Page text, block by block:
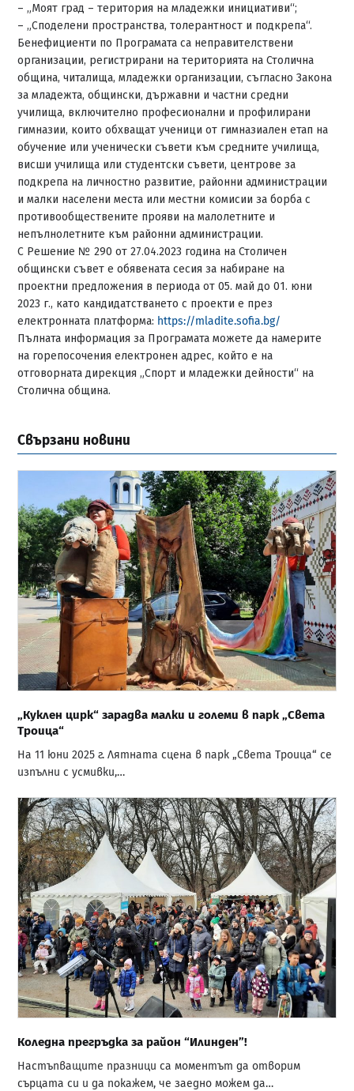
– „Моят град – територия на младежки инициативи“;
– „Споделени пространства, толерантност и подкрепа“.
Бенефициенти по Програмата са неправителствени
организации, регистрирани на територията на Столична
община, читалища, младежки организации, съгласно Закона
за младежта, общински, държавни и частни средни
училища, включително професионални и профилирани
гимназии, които обхващат ученици от гимназиален етап на
обучение или ученически съвети към средните училища,
висши училища или студентски съвети, центрове за
подкрепа на личностно развитие, районни администрации
и малки населени места или местни комисии за борба с
противообществените прояви на малолетните и
непълнолетните към районни администрации.
С Решение № 290 от 27.04.2023 година на Столичен
общински съвет е обявената сесия за набиране на
проектни предложения в периода от 05. май до 01. юни
2023 г., като кандидатстването с проекти е през
електронната платформа: https://mladite.sofia.bg/
Пълната информация за Програмата можете да намерите
на горепосочения електронен адрес, който е на
отговорната дирекция „Спорт и младежки дейности“ на
Столична община.
Свързани новини
„Куклен цирк“ зарадва малки и големи в парк „Света
Троица“
На 11 юни 2025 г. Лятната сцена в парк „Света Троица“ се
изпълни с усмивки,…
Коледна прегръдка за район “Илинден”!
Настъпващите празници са моментът да отворим
сърцата си и да покажем, че заедно можем да…